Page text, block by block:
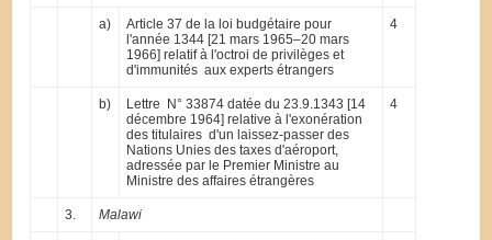
a)
Article 37 de la loi budgétaire pour
l'année 1344 [21 mars 1965–20 mars
1966] relatif à l'octroi de privilèges et
d'immunités aux experts étrangers
4
b)
Lettre N° 33874 datée du 23.9.1343 [14
décembre 1964] relative à l'exonération
des titulaires d'un laissez-passer des
Nations Unies des taxes d'aéroport,
adressée par le Premier Ministre au
Ministre des affaires étrangères
4
3. Malawi